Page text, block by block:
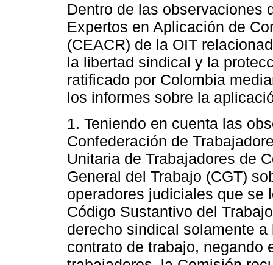
Dentro de las observaciones
Expertos en Aplicación de
(CEACR) de la OIT
la libertad sindical y la
ratificado por Colombia
los informes sobre la
1. Teniendo en cuenta las
Confederación de
Unitaria de Trabajadores de
General del Trabajo (CGT)
operadores judiciales que se
Código Sustantivo del
derecho sindical solamente
contrato de trabajo, negando